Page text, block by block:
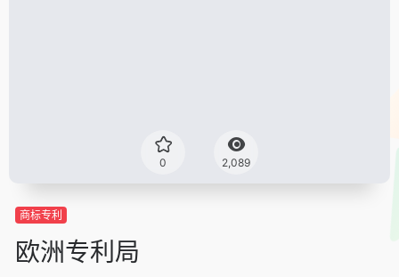
0 2,089
商标专利
欧洲专利局